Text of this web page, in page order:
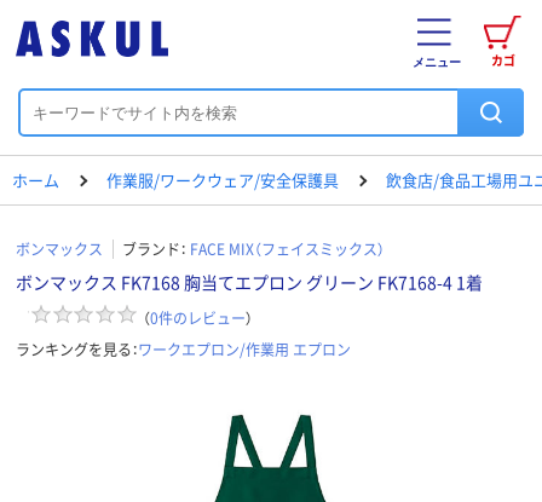
カゴ
メニュー
ホーム 作業服/ワークウェア/安全保護具 飲食店/食品工場用ユ
ボンマックス ブランド： FACE MIX（フェイスミックス）
ボンマックス FK7168 胸当てエプロン グリーン FK7168-4 1着
（0件のレビュー）
ランキングを見る：ワークエプロン/作業用 エプロン